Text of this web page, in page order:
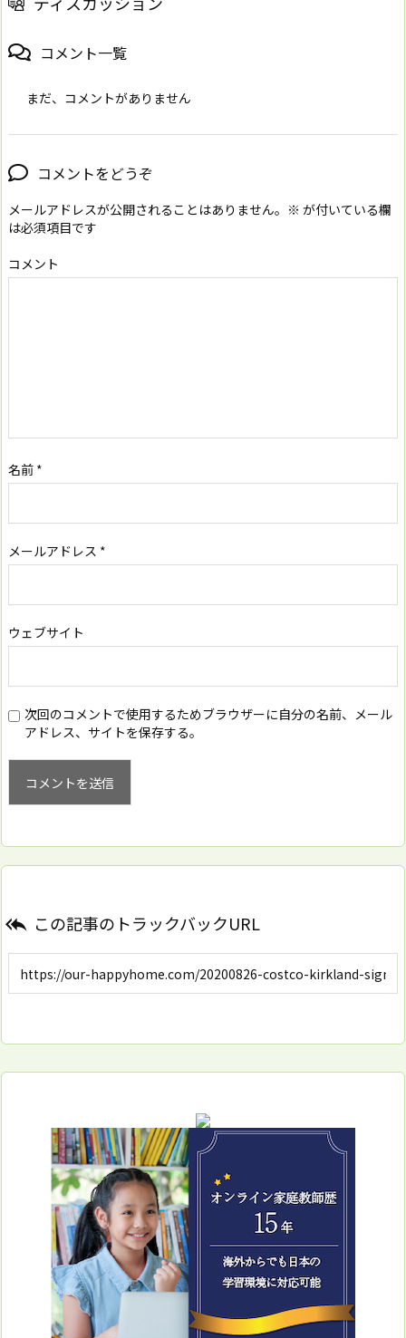
コメント一覧
まだ、コメントがありません
コメントをどうぞ
メールアドレスが公開されることはありません。 ※ が付いている欄
は必須項目です
コメント
名前 *
メールアドレス *
ウェブサイト
次回のコメントで使用するためブラウザーに自分の名前、メール
アドレス、サイトを保存する。
 この記事のトラックバックURL